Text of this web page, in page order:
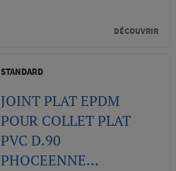
DÉCOUVRIR
STANDARD
JOINT PLAT EPDM
POUR COLLET PLAT
PVC D.90
PHOCEENNE...